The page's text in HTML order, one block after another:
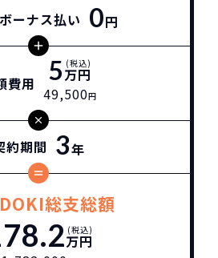
ーナス払い 0円
費用 5万円
(税込)
49,500円
約期間 3年
総支総額
万円
(税込)